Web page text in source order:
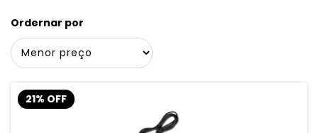
Ordernar por
21% OFF